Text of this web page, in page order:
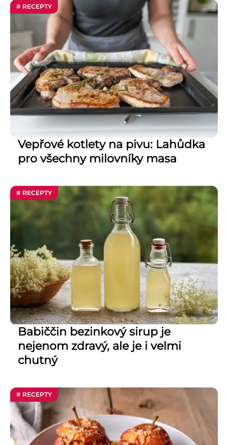
# RECEPTY
Vepřové kotlety na pivu: Lahůdka
pro všechny milovníky masa
# RECEPTY
Babiččin bezinkový sirup je
nejenom zdravý, ale je i velmi
chutný
# RECEPTY